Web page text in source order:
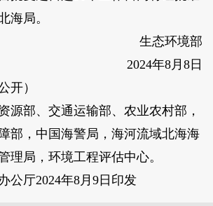
海局。
生态环境部
2024年8月8日
）
部、交通运输部、农业农村部，
部，中国海警局，海河流域北海海
理局，环境工程评估中心。
厅2024年8月9日印发